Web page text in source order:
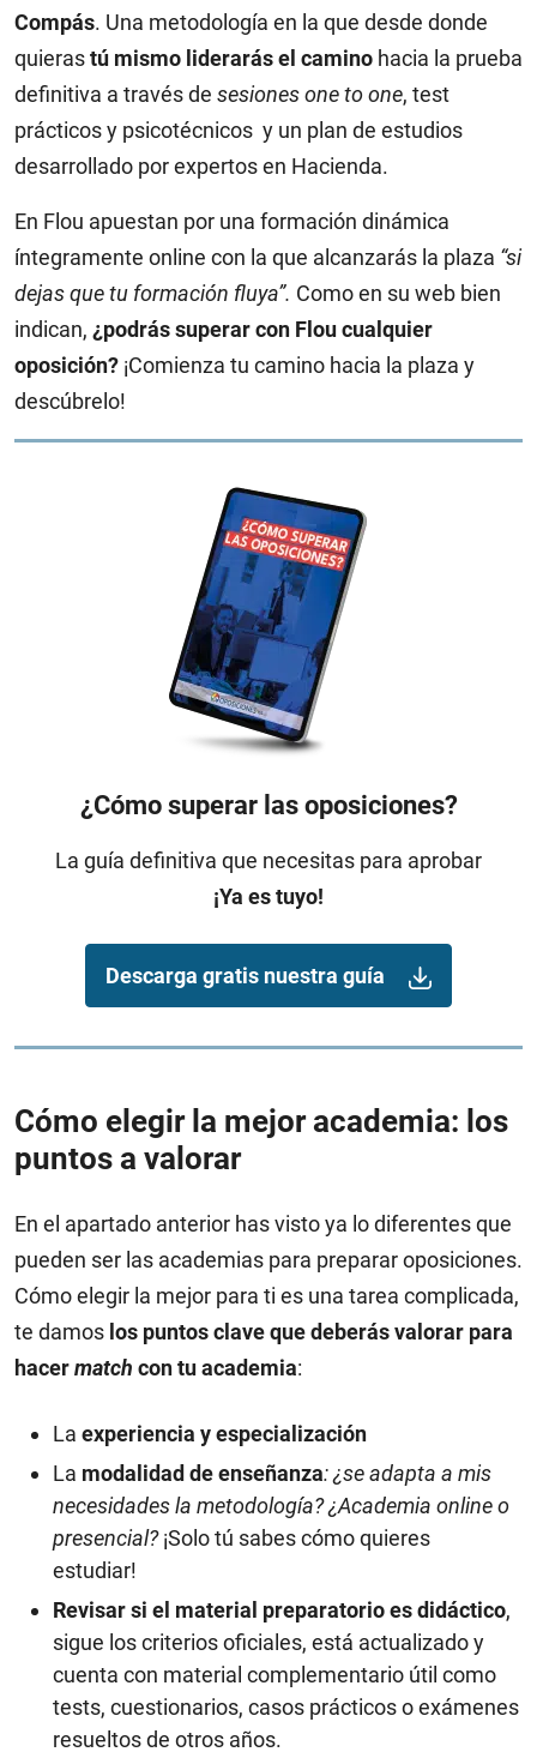
Compás. Una metodología en la que desde donde
quierastú mismo liderarás el camino hacia la prueba
definitiva a través de sesiones one to one, test
prácticos y psicotécnicos y un plan de estudios
desarrollado por expertos en Hacienda.
En Flou apuestan por una formación dinámica
íntegramente online con la que alcanzarás la plaza “si
dejas que tu formación fluya”. Como en su web bien
indican, ¿podrás superar con Flou cualquier
oposición? ¡Comienza tu camino hacia la plaza y
descúbrelo!
¿Cómo superar las oposiciones?
La guía definitiva que necesitas para aprobar
¡Ya es tuyo!
Descarga gratis nuestra guía
Cómo elegir la mejor academia: los
puntos a valorar
En el apartado anterior has visto ya lo diferentes que
pueden ser las academias para preparar oposiciones.
Cómo elegir la mejor para ti es una tarea complicada,
te damos los puntos clave que deberás valorar para
hacermatch con tu academia:
La experiencia y especialización
La modalidad de enseñanza: ¿se adapta a mis
necesidades la metodología? ¿Academia online o
presencial?¡Solo tú sabes cómo quieres
estudiar!
Revisar si el material preparatorio es didáctico,
sigue los criterios oficiales, está actualizado y
cuenta con material complementario útil como
tests, cuestionarios, casos prácticos o exámenes
resueltos de otros años.